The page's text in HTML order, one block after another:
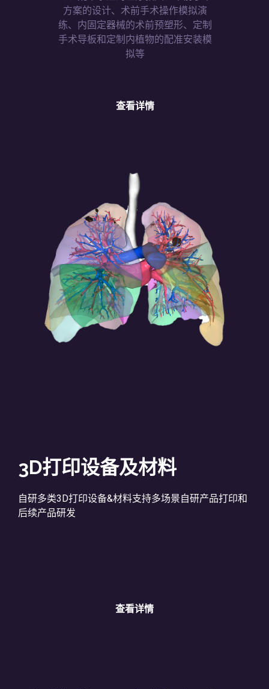
方案的设计、术前手术操作模拟演
练、内固定器械的术前预塑形、定制
手术导板和定制内植物的配准安装模
拟等
查看详情
3D打印设备及材料
自研多类3D打印设备&材料支持多场景自研产品打印和
后续产品研发
查看详情